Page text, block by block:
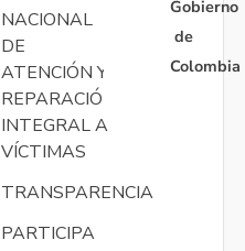
NACIONAL
DE
ATENCIÓN Y
REPARACIÓN
INTEGRAL A
VÍCTIMAS
TRANSPARENCIA
PARTICIPA
Gobierno
de
Colombia